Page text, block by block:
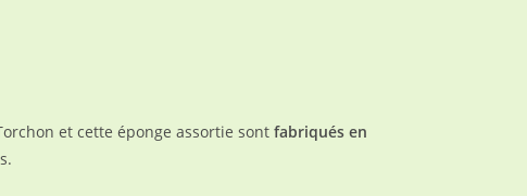
et cette éponge assortie sont fabriqués en